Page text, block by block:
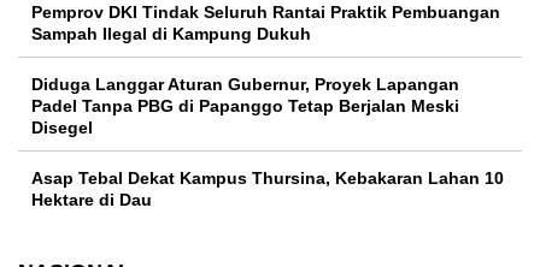
Pemprov DKI Tindak Seluruh Rantai Praktik Pembuangan
Sampah Ilegal di Kampung Dukuh
Diduga Langgar Aturan Gubernur, Proyek Lapangan
Padel Tanpa PBG di Papanggo Tetap Berjalan Meski
Disegel
Asap Tebal Dekat Kampus Thursina, Kebakaran Lahan 10
Hektare di Dau